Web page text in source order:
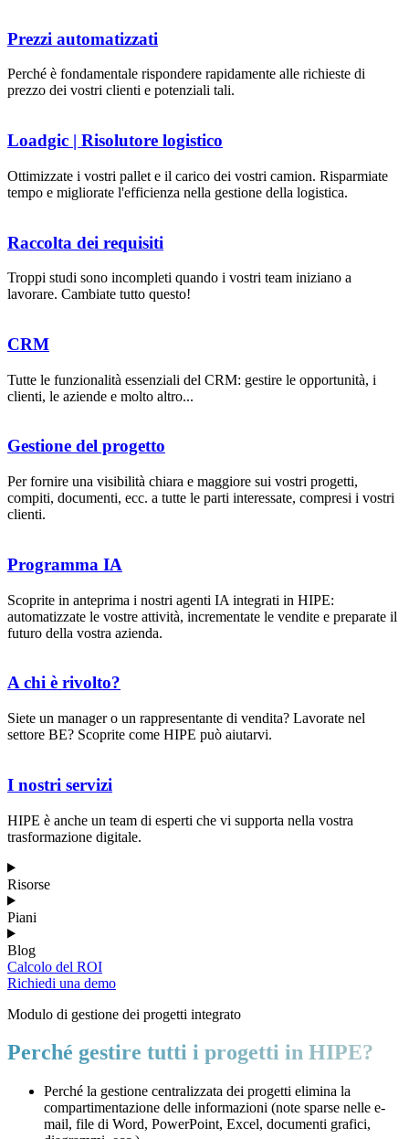
Prezzi automatizzati
Perché è fondamentale rispondere rapidamente alle richieste di
prezzo dei vostri clienti e potenziali tali.
Loadgic | Risolutore logistico
Ottimizzate i vostri pallet e il carico dei vostri camion. Risparmiate
tempo e migliorate l'efficienza nella gestione della logistica.
Raccolta dei requisiti
Troppi studi sono incompleti quando i vostri team iniziano a
lavorare. Cambiate tutto questo!
CRM
Tutte le funzionalità essenziali del CRM: gestire le opportunità, i
clienti, le aziende e molto altro...
Gestione del progetto
Per fornire una visibilità chiara e maggiore sui vostri progetti,
compiti, documenti, ecc. a tutte le parti interessate, compresi i vostri
clienti.
Programma IA
Scoprite in anteprima i nostri agenti IA integrati in HIPE:
automatizzate le vostre attività, incrementate le vendite e preparate il
futuro della vostra azienda.
A chi è rivolto?
Siete un manager o un rappresentante di vendita? Lavorate nel
settore BE? Scoprite come HIPE può aiutarvi.
I nostri servizi
HIPE è anche un team di esperti che vi supporta nella vostra
trasformazione digitale.
Risorse
Piani
Blog
Calcolo del ROI
Richiedi una demo
Modulo di gestione dei progetti integrato
Perché gestire tutti i progetti in HIPE?
Perché la gestione centralizzata dei progetti elimina la
compartimentazione delle informazioni (note sparse nelle e-
mail, file di Word, PowerPoint, Excel, documenti grafici,